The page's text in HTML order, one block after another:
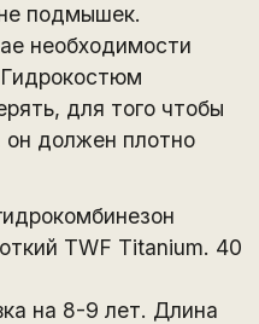
подмышек.
необходимости
для того чтобы
он должен плотно
TWF Titanium. 40
на 8-9 лет. Длина